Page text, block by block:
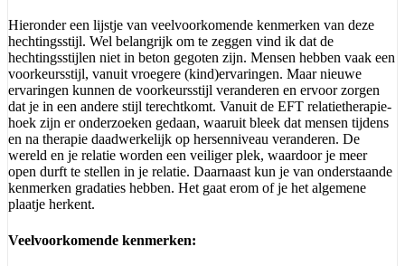
Hieronder een lijstje van veelvoorkomende kenmerken van deze
hechtingsstijl. Wel belangrijk om te zeggen vind ik dat de
hechtingsstijlen niet in beton gegoten zijn. Mensen hebben vaak een
voorkeursstijl, vanuit vroegere (kind)ervaringen. Maar nieuwe
ervaringen kunnen de voorkeursstijl veranderen en ervoor zorgen
dat je in een andere stijl terechtkomt. Vanuit de EFT relatietherapie-
hoek zijn er onderzoeken gedaan, waaruit bleek dat mensen tijdens
en na therapie daadwerkelijk op hersenniveau veranderen. De
wereld en je relatie worden een veiliger plek, waardoor je meer
open durft te stellen in je relatie. Daarnaast kun je van onderstaande
kenmerken gradaties hebben. Het gaat erom of je het algemene
plaatje herkent.
Veelvoorkomende kenmerken: